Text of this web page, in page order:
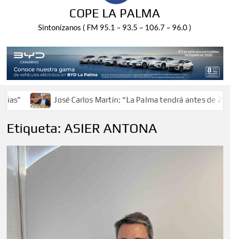
COPE LA PALMA
Sintonízanos ( FM 95.1 – 93.5 – 106.7 – 96.0 )
José Carlos Martín: “La Palma tendrá antes de 2030 un
Etiqueta:ASIER ANTONA